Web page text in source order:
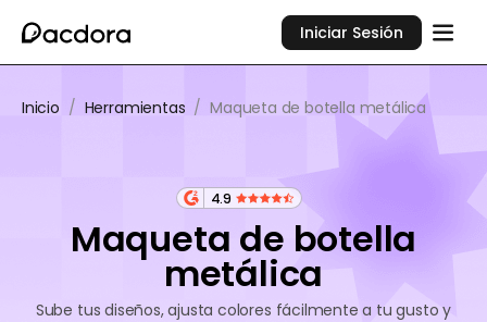
Iniciar Sesión
Inicio / Herramientas / Maqueta de botella metálica
4.9
Maqueta de botella
metálica
Sube tus diseños, ajusta colores fácilmente a tu gusto y